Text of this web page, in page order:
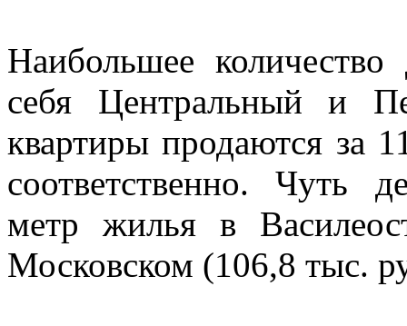
Наибольшее
себя Центральный и
квартиры продаются за
соответственно. Чуть
метр жилья в
Московском (106,8 тыс.